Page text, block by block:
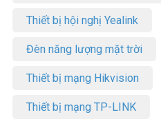
Thiết bị hội nghị Yealink
Đèn năng lượng mặt trời
Thiết bị mạng Hikvision
Thiết bị mạng TP-LINK